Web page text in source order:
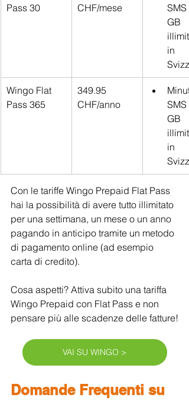
Pass 30
CHF/mese
SMS
GB
in
Wingo Flat
Pass 365
349.95
CHF/anno
SMS
GB
in
Con le tariffe Wingo Prepaid Flat Pass
hai la possibilità di avere tutto illimitato
per una settimana, un mese o un anno
pagando in anticipo tramite un metodo
di pagamento online (ad esempio
carta di credito).
Cosa aspetti? Attiva subito una tariffa
Wingo Prepaid con Flat Pass e non
pensare più alle scadenze delle fatture!
VAI SU WINGO >
Domande Frequenti su